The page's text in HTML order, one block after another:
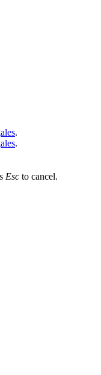
.
.
Esc to cancel.